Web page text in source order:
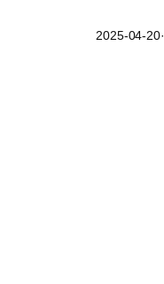
2025-04-20·